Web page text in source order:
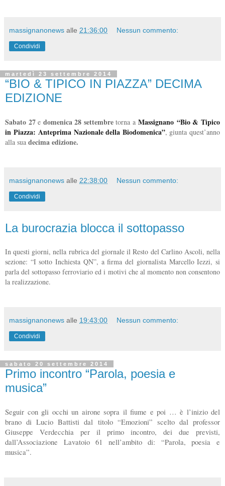
massignanonews alle 21:36:00 Nessun commento:
Condividi
martedì 23 settembre 2014
“BIO & TIPICO IN PIAZZA” DECIMA
EDIZIONE
Sabato 27e domenica 28 settembretorna a Massignano “Bio & Tipico
in Piazza: Anteprima Nazionale della Biodomenica”, giunta quest’anno
alla sua decima edizione.
massignanonews alle 22:38:00 Nessun commento:
Condividi
La burocrazia blocca il sottopasso
In questi giorni, nella rubrica del giornale il Resto del Carlino Ascoli, nella
sezione: “I sotto Inchiesta QN”, a firma del giornalista Marcello Iezzi, si
parla del sottopasso ferroviario ed i motivi che al momento non consentono
la realizzazione.
massignanonews alle 19:43:00 Nessun commento:
Condividi
sabato 20 settembre 2014
Primo incontro “Parola, poesia e
musica”
Seguir con gli occhi un airone sopra il fiume e poi … è l’inizio del
brano di Lucio Battisti dal titolo “Emozioni” scelto dal professor
Giuseppe Verdecchia per il primo incontro, dei due previsti,
dall’Associazione Lavatoio 61 nell’ambito di: “Parola, poesia e
musica”.